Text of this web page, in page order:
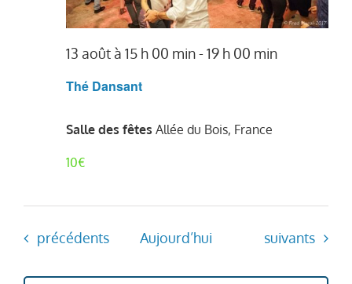
Thé Dansant
13 août à 15 h 00 min-19 h 00 min
Salle des fêtes Allée du Bois, France
10€
Évènements
précédents Aujourd’hui Évènements
suivants